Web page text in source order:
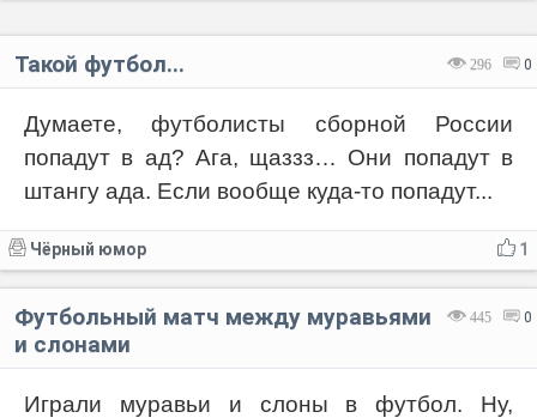
296 0
Такой футбол...⁠⁠
Думаете, футболисты сборной России
попадут в ад? Ага, щаззз… Они попадут в
штангу ада. Если вообще куда-то попадут...
1
Чёрный юмор
445 0
Футбольный матч между муравьями
и слонами
Играли муравьи и слоны в футбол. Ну,